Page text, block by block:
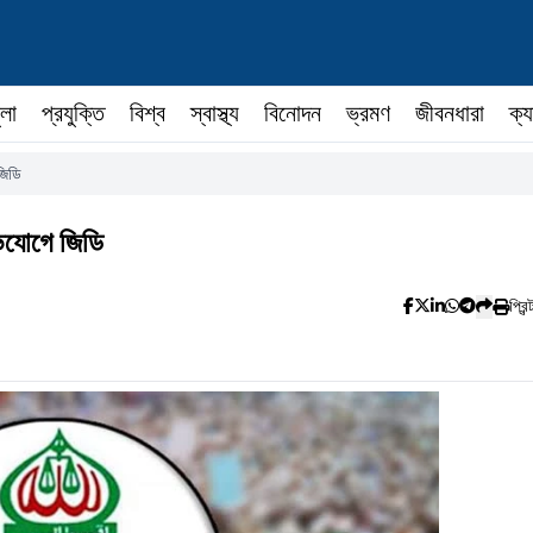
প্রযুক্তি বিশ্ব স্বাস্থ্য বিনোদন ভ্রমণ জীবনধারা
জিডি